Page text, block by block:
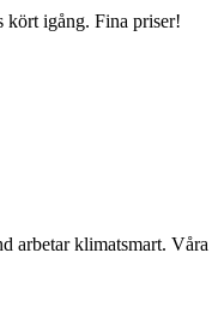
kört igång. Fina priser!
arbetar klimatsmart.